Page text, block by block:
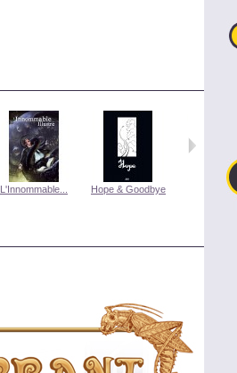
L'Innommable... Hope & Goodbye Ceux de